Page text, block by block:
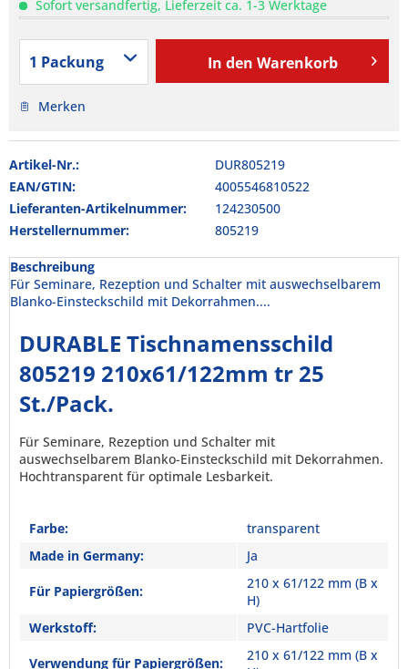
Sofort versandfertig, Lieferzeit ca. 1-3 Werktage
In den Warenkorb
Merken
Artikel-Nr.:
DUR805219
EAN/GTIN:
4005546810522
Lieferanten-Artikelnummer:
124230500
Herstellernummer:
805219
Beschreibung
Für Seminare, Rezeption und Schalter mit auswechselbarem
Blanko-Einsteckschild mit Dekorrahmen....
DURABLE Tischnamensschild
805219 210x61/122mm tr 25
St./Pack.
Für Seminare, Rezeption und Schalter mit
auswechselbarem Blanko-Einsteckschild mit Dekorrahmen.
Hochtransparent für optimale Lesbarkeit.
Farbe:
transparent
Made in Germany:
Ja
Für Papiergrößen:
210 x 61/122 mm (B x
H)
Werkstoff:
PVC-Hartfolie
Verwendung für Papiergrößen:
210 x 61/122 mm (B x